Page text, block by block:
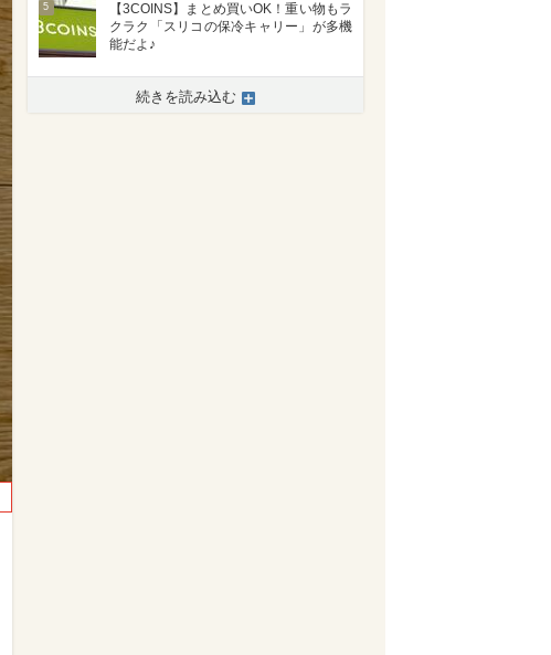
5
【3COINS】まとめ買いOK！重い物もラ
クラク「スリコの保冷キャリー」が多機
能だよ♪
続きを読み込む